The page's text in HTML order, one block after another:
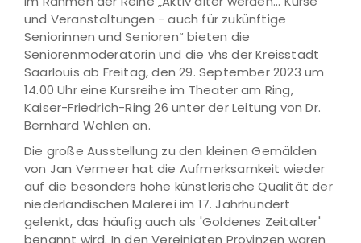
und Veranstaltungen - auch für zukünftige
Seniorinnen und Senioren“ bieten die
Seniorenmoderatorin und die vhs der Kreisstadt
Saarlouis ab Freitag, den 29. September 2023 um
14.00 Uhr eine Kursreihe im Theater am Ring,
Kaiser-Friedrich-Ring 26 unter der Leitung von Dr.
Bernhard Wehlen an.
Die große Ausstellung zu den kleinen Gemälden
von Jan Vermeer hat die Aufmerksamkeit wieder
auf die besonders hohe künstlerische Qualität der
niederländischen Malerei im 17. Jahrhundert
gelenkt, das häufig auch als 'Goldenes Zeitalter'
benannt wird. In den Vereinigten Provinzen waren